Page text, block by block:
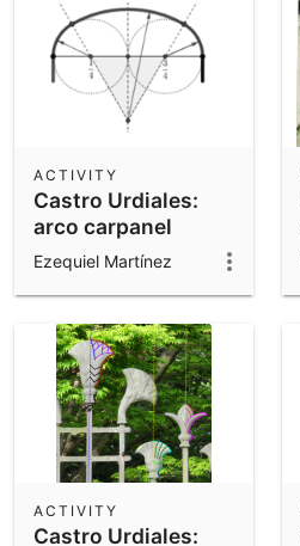
Castro Urdiales:
arco carpanel
ACTIVITY
Ezequiel Martínez
Castro Urdiales:
ACTIVITY